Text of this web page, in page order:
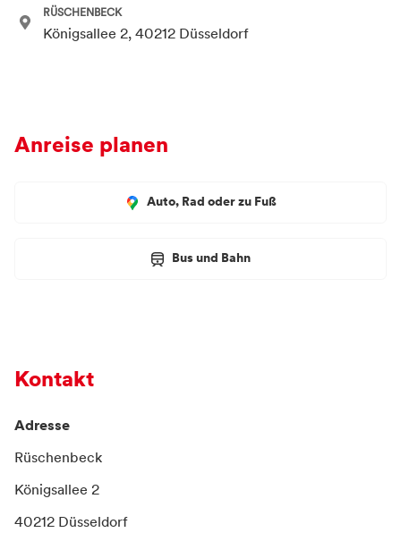
RÜSCHENBECK
Königsallee 2, 40212 Düsseldorf
Anreise planen
Auto, Rad oder zu Fuß
Bus und Bahn
Kontakt
Adresse
Rüschenbeck
Königsallee 2
40212 Düsseldorf